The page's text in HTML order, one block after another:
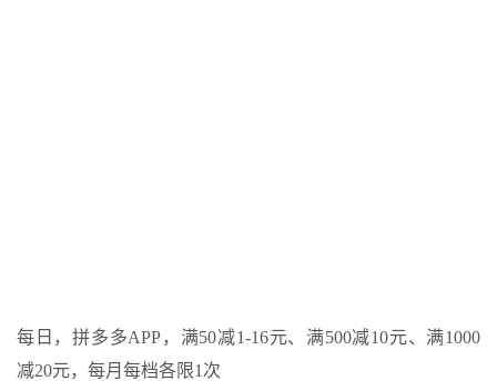
每日，拼多多APP，满50减1-16元、满500减10元、满1000
减20元，每月每档各限1次